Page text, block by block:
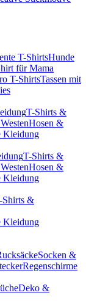
T-ShirtsHunde
für Mama
T-ShirtsTassen mit
T-Shirts &
Hosen &
Kleidung
T-Shirts &
Hosen &
Kleidung
Shirts &
Kleidung
Socken &
Regenschirme
Deko &